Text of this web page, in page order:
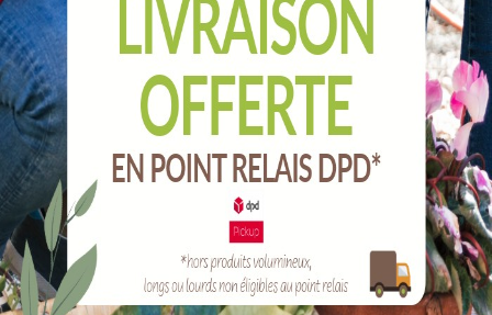
Pot BASIC cendre Ø 40 cm
Ref :
001040005
EAN :8051560171541
Marque :
Quantité :